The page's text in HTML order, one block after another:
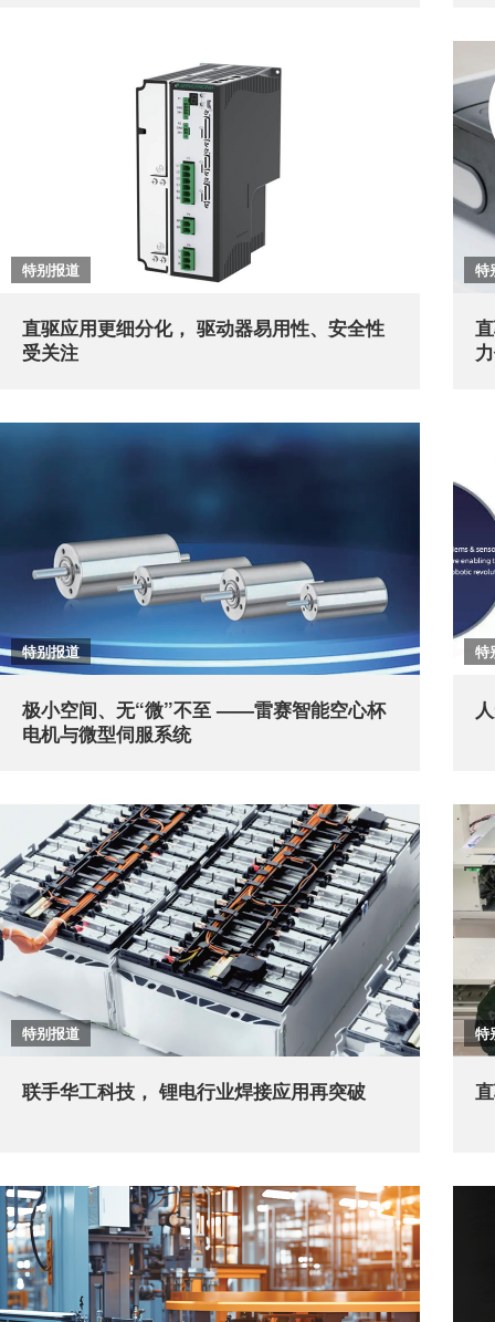
特别报道
直驱应用更细分化， 驱动器易用性、安全性
受关注
特
特别报道
极小空间、无“微”不至 ——雷赛智能空心杯
电机与微型伺服系统
特
特别报道
联手华工科技， 锂电行业焊接应用再突破
特